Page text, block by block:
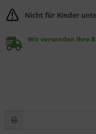
Nicht für Kinder
Wir versenden Ihre